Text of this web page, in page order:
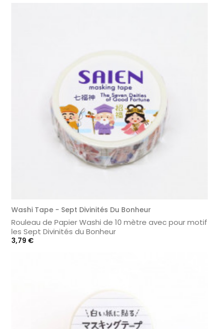
Washi Tape - Sept Divinités Du Bonheur
Rouleau de Papier Washi de 10 mètre avec pour motif
les Sept Divinités du Bonheur
Prix
3,79 €